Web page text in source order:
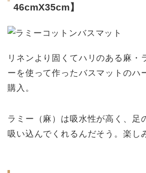
46cmX35cm】
リネンより固くてハリのある麻・
ーを使って作ったバスマットのハ
購入。
ラミー（麻）は吸水性が高く、足
吸い込んでくれるんだそう。楽し